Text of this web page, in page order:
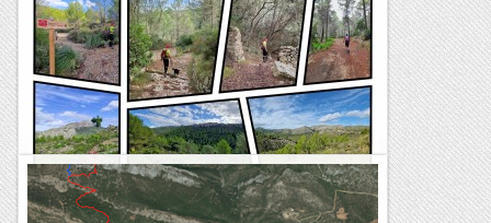
MOTOS: BMW F650GS / HONDA CRF 450De Cardedeu fins a
Arbucies en OFF (l´ultima tram de Arbucies a Sant Hilari de
Sacalm per carretera per anar a dinar)Bonica ruta sense cap
mena...
El món de la ferrata i la escalada
Volta per Galilea (Camí des Ratxó, Font